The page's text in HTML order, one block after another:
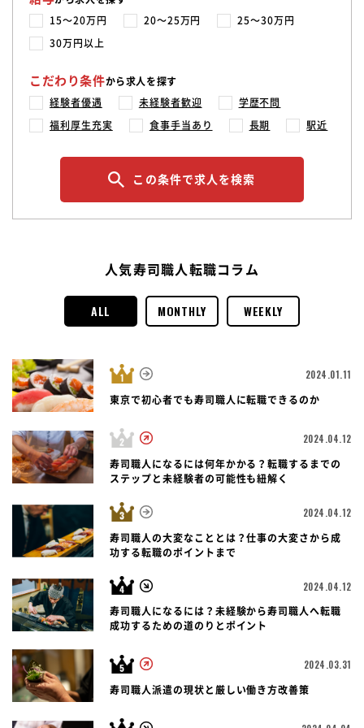
15〜20万円 20〜25万円 25〜30万円
30万円以上
こだわり条件から求人を探す
経験者優遇 未経験者歓迎 学歴不問
福利厚生充実 食事手当あり 長期 駅近
この条件で求人を検索
人気寿司職人転職コラム
ALL MONTHLY WEEKLY
2024.01.11
東京で初心者でも寿司職人に転職できるのか
2024.04.12
寿司職人になるには何年かかる？転職するまでの
ステップと未経験者の可能性も紐解く
2024.04.12
寿司職人の大変なこととは？仕事の大変さから成
功する転職のポイントまで
2024.04.12
寿司職人になるには？未経験から寿司職人へ転職
成功するための道のりとポイント
2024.03.31
寿司職人派遣の現状と厳しい働き方改善策